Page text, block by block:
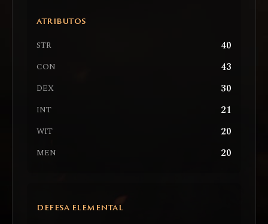
ATRIBUTOS
STR 40
CON 43
DEX 30
INT 21
WIT 20
MEN 20
DEFESA ELEMENTAL